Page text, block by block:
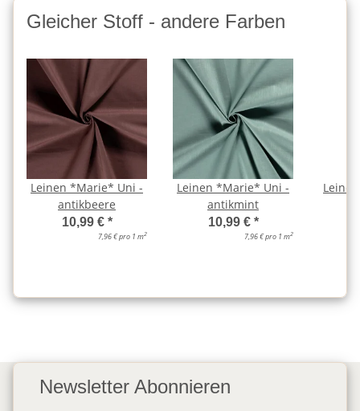
Gleicher Stoff - andere Farben
Leinen *Marie* Uni -
antikbeere
10,99 € *
7,96 € pro 1 m2
Leinen *Marie* Uni -
antikmint
10,99 € *
7,96 € pro 1 m2
Newsletter Abonnieren